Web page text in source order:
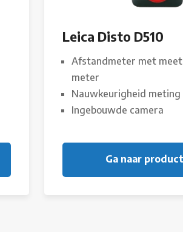
Leica Disto D510
Afstandmeter met
meter
Nauwkeurigheid meting
Ingebouwde camera
Ga naar product